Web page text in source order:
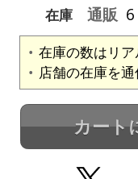
在庫
通販 6
在庫の数はリア
店舗の在庫を通
カート